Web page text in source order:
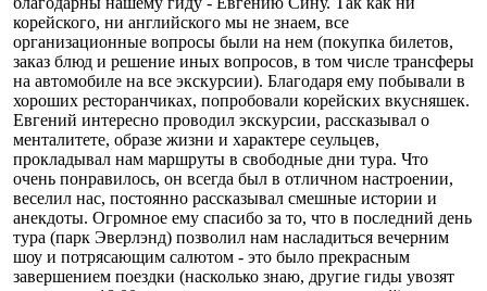
корейского, ни английского мы не знаем, все
организационные вопросы были на нем (покупка билетов,
заказ блюд и решение иных вопросов, в том числе трансферы
на автомобиле на все экскурсии). Благодаря ему побывали в
хороших ресторанчиках, попробовали корейских вкусняшек.
Евгений интересно проводил экскурсии, рассказывал о
менталитете, образе жизни и характере сеульцев,
прокладывал нам маршруты в свободные дни тура. Что
очень понравилось, он всегда был в отличном настроении,
веселил нас, постоянно рассказывал смешные истории и
анекдоты. Огромное ему спасибо за то, что в последний день
тура (парк Эверлэнд) позволил нам насладиться вечерним
шоу и потрясающим салютом - это было прекрасным
завершением поездки (насколько знаю, другие гиды увозят